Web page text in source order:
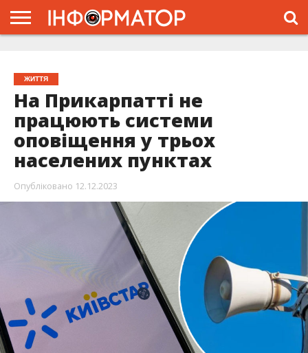
ЖИТТЯ
На Прикарпатті не
працюють системи
оповіщення у трьох
населених пунктах
Опубліковано 12.12.2023